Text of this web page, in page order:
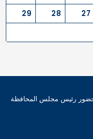
27
28
29
بحضور رئيس مجلس المحافظة